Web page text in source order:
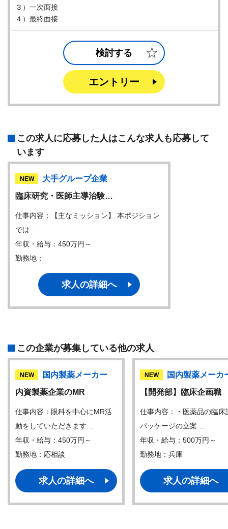
３）一次面接
４）最終面接
検討する
エントリー
この求人に応募した人はこんな求人も応募して
います
NEW
大手グループ企業
臨床研究・医師主導治験…
仕事内容：【主なミッション】 本ポジション
では…
年収・給与：450万円～
勤務地：
求人の詳細へ
この企業が募集している他の求人
NEW
国内製薬メーカー
内資製薬企業のMR
仕事内容：眼科を中心にMR活
動をしていただきます…
年収・給与：450万円～
勤務地：応相談
求人の詳細へ
NEW
国内製薬メーカ
【開発部】臨床企画職
仕事内容：・医薬品の臨床
パッケージの立案 …
年収・給与：500万円～
勤務地：兵庫
求人の詳細へ